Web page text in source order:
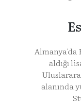
Almanya'da
aldığı
alanında